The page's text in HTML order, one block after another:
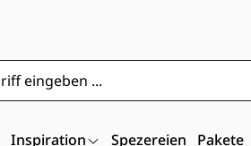
Inspiration Spezereien Pakete